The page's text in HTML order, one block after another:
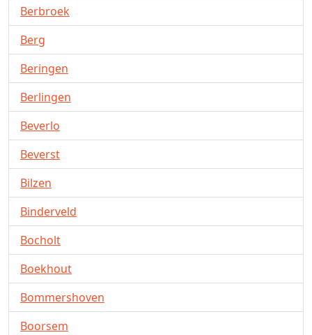
Berbroek
Berg
Beringen
Berlingen
Beverlo
Beverst
Bilzen
Binderveld
Bocholt
Boekhout
Bommershoven
Boorsem